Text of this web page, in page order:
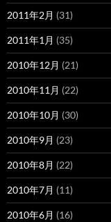
2011年2月 (31)
2011年1月 (35)
2010年12月 (21)
2010年11月 (22)
2010年10月 (30)
2010年9月 (23)
2010年8月 (22)
2010年7月 (11)
2010年6月 (16)